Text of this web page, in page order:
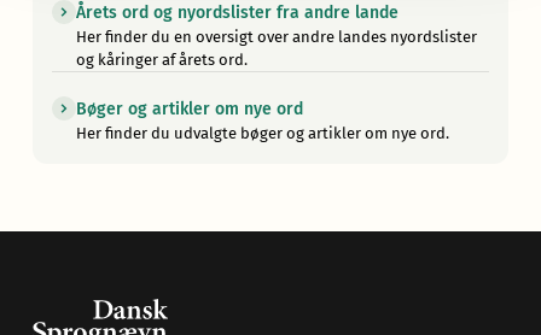
Årets ord og nyordslister fra andre lande
Her finder du en oversigt over andre landes nyordslister
og kåringer af årets ord.
Bøger og artikler om nye ord
Her finder du udvalgte bøger og artikler om nye ord.